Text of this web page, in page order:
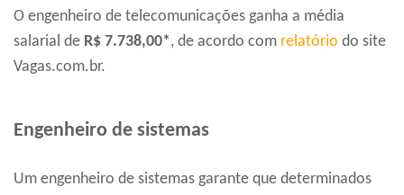
O engenheiro de telecomunicações ganha a média
salarial de R$ 7.738,00*, de acordo com relatório do site
Vagas.com.br.
Engenheiro de sistemas
Um engenheiro de sistemas garante que determinados